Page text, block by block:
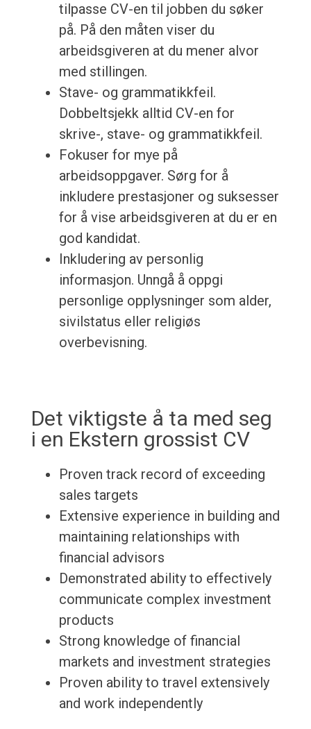
tilpasse CV-en til jobben du søker
på. På den måten viser du
arbeidsgiveren at du mener alvor
med stillingen.
Stave- og grammatikkfeil.
Dobbeltsjekk alltid CV-en for
skrive-, stave- og grammatikkfeil.
Fokuser for mye på
arbeidsoppgaver. Sørg for å
inkludere prestasjoner og suksesser
for å vise arbeidsgiveren at du er en
god kandidat.
Inkludering av personlig
informasjon. Unngå å oppgi
personlige opplysninger som alder,
sivilstatus eller religiøs
overbevisning.
Det viktigste å ta med seg
i en Ekstern grossist CV
Proven track record of exceeding
sales targets
Extensive experience in building and
maintaining relationships with
financial advisors
Demonstrated ability to effectively
communicate complex investment
products
Strong knowledge of financial
markets and investment strategies
Proven ability to travel extensively
and work independently